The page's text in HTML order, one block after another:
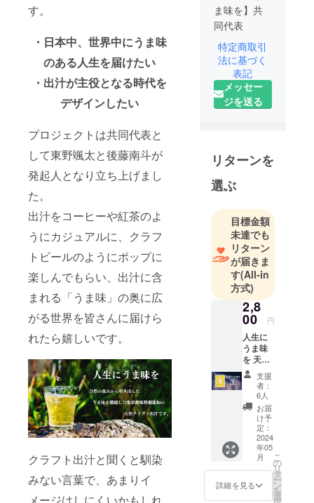
す。
・日本中、世界中にうま味
のある人生を届けたい
・出汁が主役となる時代を
デザインしたい
プロジェクトは共同代表と
して東野颯太と後藤南斗が
発起人となり立ち上げまし
た。
出汁をコーヒーや紅茶のよ
うにカジュアルに、クラフ
トビールのようにポップに
楽しんでもらい、出汁に含
まれる「うま味」の奥に広
がる世界を皆さんに届けら
れたら嬉しいです。
クラフト出汁と聞くと馴染
みない言葉で、あまりイ
メージはしにくいかもしれ
ま味を】共
同代表
大学在学中
には世界
30ヵ国を渡
り歩き世界
での営業職
を経て、人
が集まる場
所を設計す
る空間デザ
イナーに転
身。
友人の東野
に勧められ
たドリップ
出汁を飲ん
だ感動を人
に伝えたい
と考えプロ
ジェクトの
立ち上げを
決意。
愛知県出身
で現在は神
奈川県茅ヶ
崎市に在
住、近くの
特定商取引
法に基づく
表記
メッセー
ジを送る
リターンを
選ぶ
目標金額
未達でも
リターン
が届きま
す(All-in
方式)
2,8
00 円
人生に
うま味
を 天然
クラフ
ト出汁
（3パッ
ク入
り） 3
セット
「うま
味」が
繰り広
げる壮
大な宇
宙へあ
支援
者：
6人
お届
け予
定：
2024
年05
月
詳細を見る
こ
の
リ
タ
ー
ン
を
選